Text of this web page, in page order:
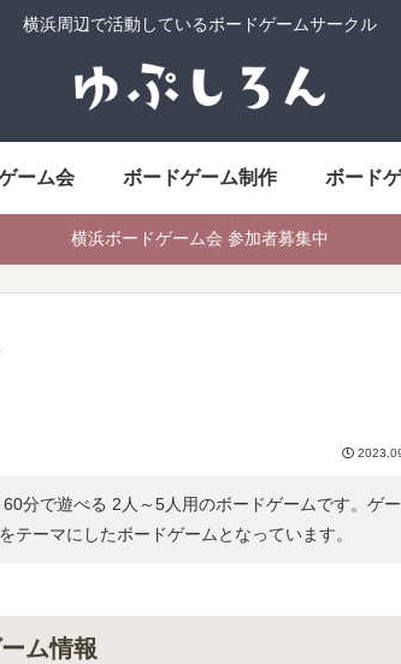
横浜周辺で活動しているボードゲームサークル
ーム会 ボードゲーム制作 ボード
横浜ボードゲーム会 参加者募集中
分で遊べる 2人～5人用のボードゲームです。ゲ
をテーマにしたボードゲームとなっています。
ム情報